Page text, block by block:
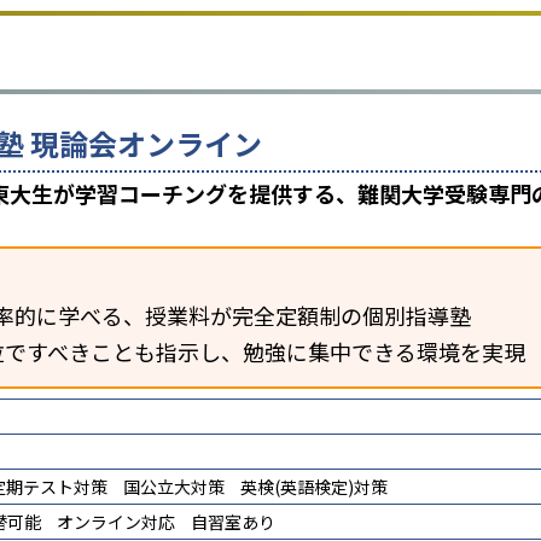
現論会オンライン
生が学習コーチングを提供する、難関大学受験専門
的に学べる、授業料が完全定額制の個別指導塾
すべきことも指示し、勉強に集中できる環境を実現
期テスト対策 国公立大対策
英検(英語検定)対策
可能
オンライン対応 自習室あり